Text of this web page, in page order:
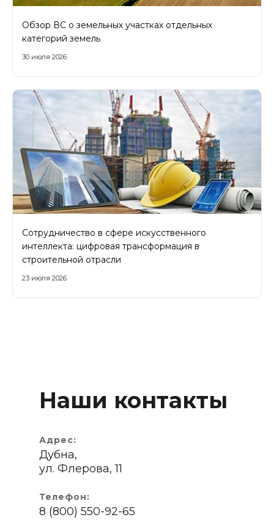
Обзор ВС о земельных участках отдельных
категорий земель
30 июля 2026
Сотрудничество в сфере искусственного
интеллекта: цифровая трансформация в
строительной отрасли
23 июля 2026
Наши контакты
Адрес:
Дубна,
ул. Флерова, 11
Телефон:
8 (800) 550-92-65